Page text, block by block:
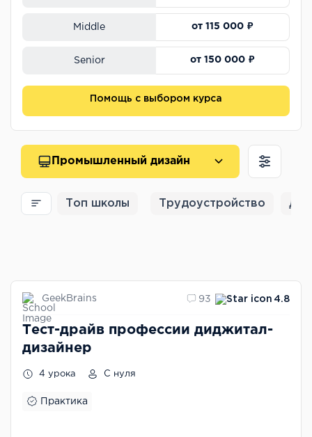
Middle от 115 000 ₽
Senior от 150 000 ₽
Помощь с выбором курса
Промышленный дизайн
Топ школы Трудоустройство
GeekBrains 93 4.8
Тест-драйв профессии диджитал-
дизайнер
4 урока С нуля
Практика